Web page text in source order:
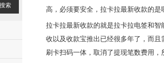
高，必须要安全，拉卡拉最新收款的
拉卡拉最新收款的就是拉卡拉电签和
收以及收款宝推出已经很多年了，而
刷卡扫码一体，取消了提现笔数费用，